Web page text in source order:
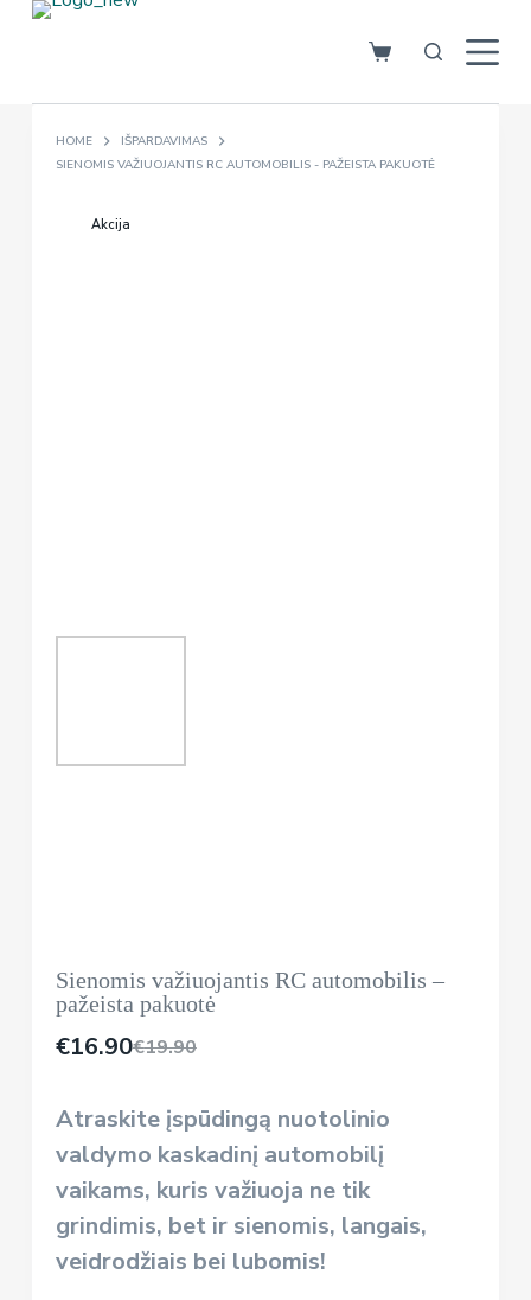
S
HOME
IŠPARDAVIMAS
SIENOMIS VAŽIUOJANTIS RC AUTOMOBILIS - PAŽEISTA PAKUOTĖ
Akcija
Sienomis važiuojantis RC automobilis –
pažeista pakuotė
€19.90
€16.90
Atraskite įspūdingą nuotolinio
valdymo kaskadinį automobilį
vaikams, kuris važiuoja ne tik
grindimis, bet ir sienomis, langais,
veidrodžiais bei lubomis!